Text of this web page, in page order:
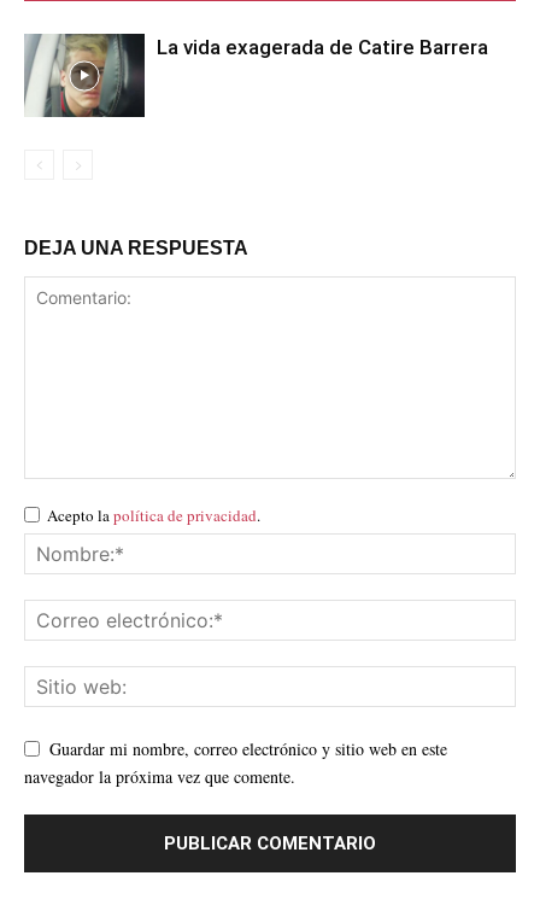
La vida exagerada de Catire Barrera
DEJA UNA RESPUESTA
Acepto lapolítica de privacidad.
Guardar mi nombre, correo electrónico y sitio web en este
navegador la próxima vez que comente.